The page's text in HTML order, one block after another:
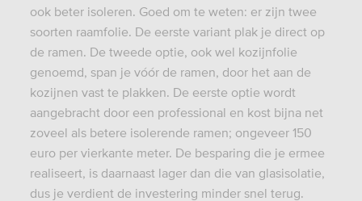
ook beter isoleren. Goed om te weten: er zijn twee
soorten raamfolie. De eerste variant plak je direct op
de ramen. De tweede optie, ook wel kozijnfolie
genoemd, span je vóór de ramen, door het aan de
kozijnen vast te plakken. De eerste optie wordt
aangebracht door een professional en kost bijna net
zoveel als betere isolerende ramen; ongeveer 150
euro per vierkante meter. De besparing die je ermee
realiseert, is daarnaast lager dan die van glasisolatie,
dus je verdient de investering minder snel terug.